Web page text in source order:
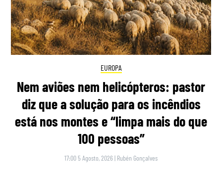
EUROPA
Nem aviões nem helicópteros: pastor
diz que a solução para os incêndios
está nos montes e “limpa mais do que
100 pessoas”
17:00 5 Agosto, 2026 | Rubén Gonçalves